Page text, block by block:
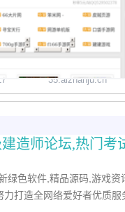
35.aizhanju.cn
造师论坛,热门考
绿色软件,精品源码,游戏
打造全网络爱好者优质